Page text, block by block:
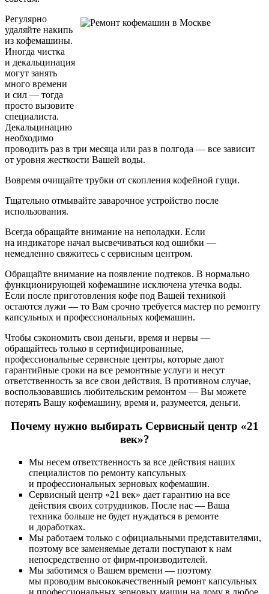
Регулярно
удаляйте накипь
из кофемашины.
Иногда чистка
и декальцинация
могут занять
много времени
и сил — тогда
просто вызовите
специалиста.
Декальцинацию
необходимо
проводить раз в три месяца или раз в полгода — все зависит
от уровня жесткости Вашей воды.
Вовремя очищайте трубки от скопления кофейной гущи.
Тщательно отмывайте заварочное устройство после
использования.
Всегда обращайте внимание на неполадки. Если
на индикаторе начал высвечиваться код ошибки —
немедленно свяжитесь с сервисным центром.
Обращайте внимание на появление подтеков. В нормально
функционирующей кофемашине исключена утечка воды.
Если после приготовления кофе под Вашей техникой
остаются лужи — то Вам срочно требуется мастер по ремонту
капсульных и профессиональных кофемашин.
Чтобы сэкономить свои деньги, время и нервы —
обращайтесь только в сертифицированные,
профессиональные сервисные центры, которые дают
гарантийные сроки на все ремонтные услуги и несут
ответственность за все свои действия. В противном случае,
воспользовавшись любительским ремонтом — Вы можете
потерять Вашу кофемашину, время и, разумеется, деньги.
Почему нужно выбирать Сервисный центр «21
век»?
Мы несем ответственность за все действия наших
специалистов по ремонту капсульных
и профессиональных зерновых кофемашин.
Сервисный центр «21 век» дает гарантию на все
действия своих сотрудников. После нас — Ваша
техника больше не будет нуждаться в ремонте
и доработках.
Мы работаем только с официальными представителями,
поэтому все заменяемые детали поступают к нам
непосредственно от фирм-производителей.
Мы заботимся о Вашем времени — поэтому
мы проводим высококачественный ремонт капсульных